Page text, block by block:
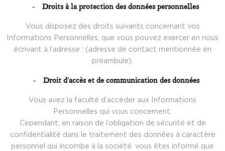
Droits à la protection des données personnelles
Vous disposez des droits suivants concernant vos
Informations Personnelles, que vous pouvez exercer en nous
écrivant à l’adresse : (adresse de contact mentionnée en
préambule).
Droit d’accès et de communication des données
Vous avez la faculté d’accéder aux Informations
Personnelles qui vous concernent.
Cependant, en raison de l’obligation de sécurité et de
confidentialité dans le traitement des données à caractère
personnel qui incombe à la société, vous êtes informé que